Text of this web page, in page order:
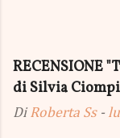
05
Un
RECENSIONE
di Silvia Ciompi
DiRoberta Ss -